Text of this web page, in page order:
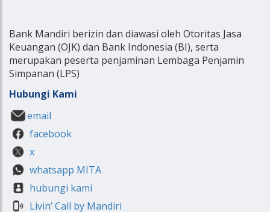
Bank Mandiri berizin dan diawasi oleh Otoritas Jasa
Keuangan (OJK) dan Bank Indonesia (BI), serta
merupakan peserta penjaminan Lembaga Penjamin
Simpanan (LPS)
Hubungi Kami
email
facebook
x
whatsapp MITA
hubungi kami
Livin’ Call by Mandiri